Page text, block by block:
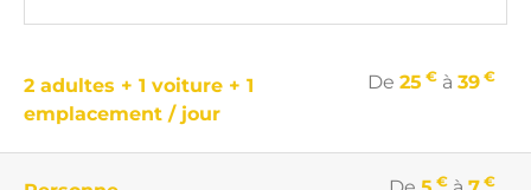
2 adultes + 1 voiture + 1
emplacement / jour
De 25 € à 39 €
€ €